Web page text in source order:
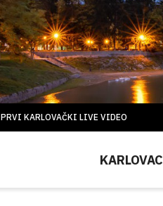
PRVI KARLOVAČKI LIVE VIDEO
KARLOVAC